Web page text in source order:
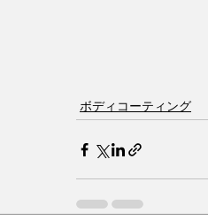
ボディコーティング